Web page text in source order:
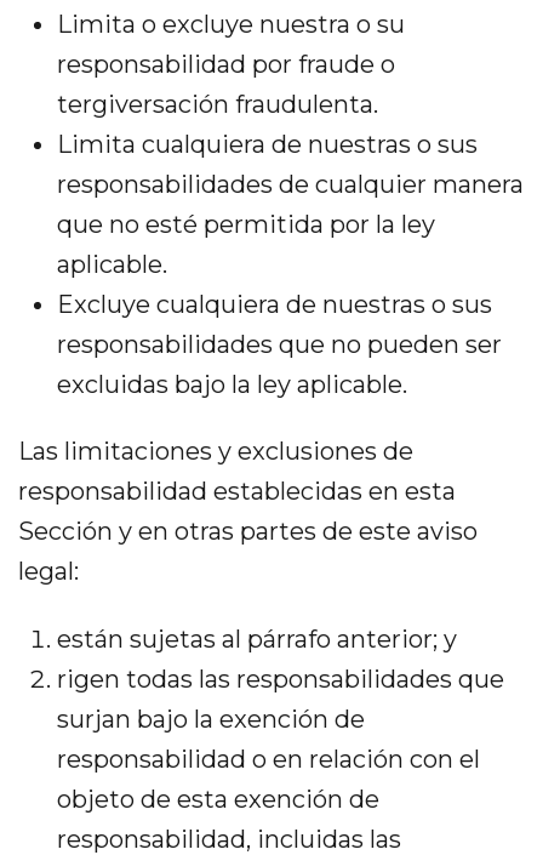
Limita o excluye nuestra o su
responsabilidad por fraude o
tergiversación fraudulenta.
Limita cualquiera de nuestras o sus
responsabilidades de cualquier manera
que no esté permitida por la ley
aplicable.
Excluye cualquiera de nuestras o sus
responsabilidades que no pueden ser
excluidas bajo la ley aplicable.
Las limitaciones y exclusiones de
responsabilidad establecidas en esta
Sección y en otras partes de este aviso
legal:
están sujetas al párrafo anterior; y
rigen todas las responsabilidades que
surjan bajo la exención de
responsabilidad o en relación con el
objeto de esta exención de
responsabilidad, incluidas las